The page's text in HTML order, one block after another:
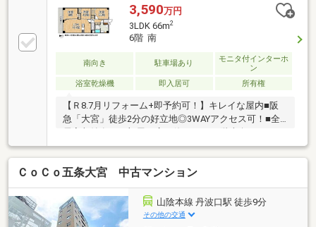
3,590万円
3LDK 66m2
6階 南
南向き 駐車場あり
モニタ付インターホ
ン
浴室乾燥機
即入居可 所有権
【Ｒ8.7月リフォーム+即予約可！】キレイな屋内■阪
急「大宮」徒歩2分の好立地◎3WAYアクセス可！■全
居室収納有でお部屋を広く使えます■6階南向きなので
リビングは明るく眺望・陽当たり良好
ＣｏＣｏ五条大宮 中古マンション
山陰本線 丹波口駅 徒歩9分
その他の交通